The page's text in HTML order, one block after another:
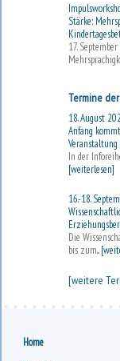
Stärke:
17.
Termine
18. August
Anfang
Veranstaltung
In der
[weiterlesen]
16.-18.
Die
bis zum...
[weitere
Home